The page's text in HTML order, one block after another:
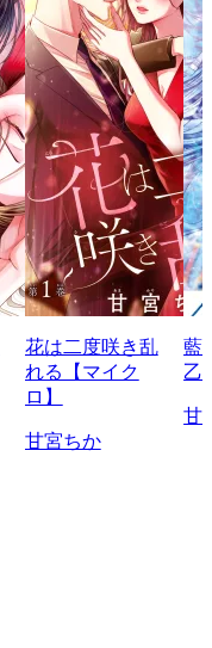
花は二度咲き乱
れる【マイク
ロ】
甘宮ちか
藍
乙
甘